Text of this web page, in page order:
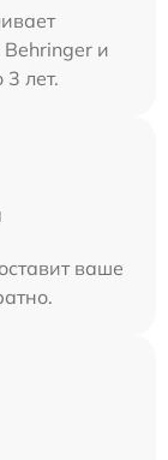
и
лет.
ваше